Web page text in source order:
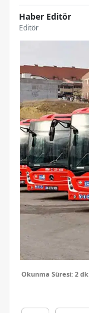
Haber Editör
Editör
Okunma Süresi: 2 dk